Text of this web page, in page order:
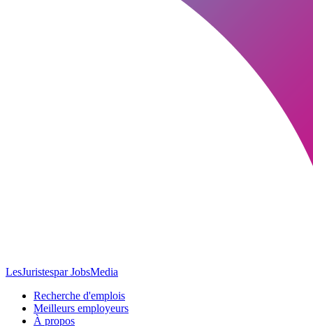
LesJuristespar JobsMedia
Recherche d'emplois
Meilleurs employeurs
À propos